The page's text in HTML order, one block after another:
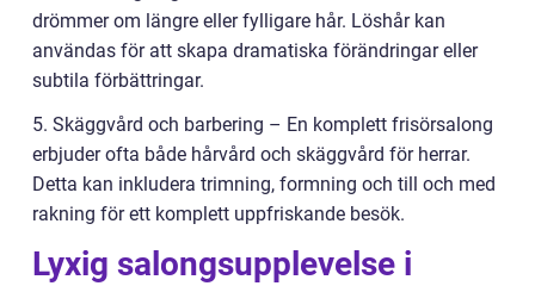
drömmer om längre eller fylligare hår. Löshår kan
användas för att skapa dramatiska förändringar eller
subtila förbättringar.
5. Skäggvård och barbering – En komplett frisörsalong
erbjuder ofta både hårvård och skäggvård för herrar.
Detta kan inkludera trimning, formning och till och med
rakning för ett komplett uppfriskande besök.
Lyxig salongsupplevelse i